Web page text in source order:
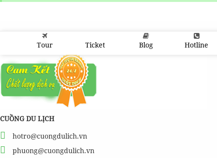
Tour Ticket Blog Hotline
CUỒNG DU LỊCH
hotro@cuongdulich.vn
phuong@cuongdulich.vn